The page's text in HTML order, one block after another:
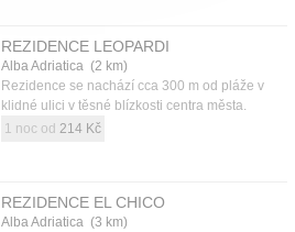
REZIDENCE LEOPARDI
Alba Adriatica (2 km)
Rezidence se nachází cca 300 m od pláže v
klidné ulici v těsné blízkosti centra města.
1 noc od 214 Kč
REZIDENCE EL CHICO
Alba Adriatica (3 km)